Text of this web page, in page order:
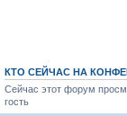
КТО СЕЙЧАС НА
Сейчас этот форум
гость